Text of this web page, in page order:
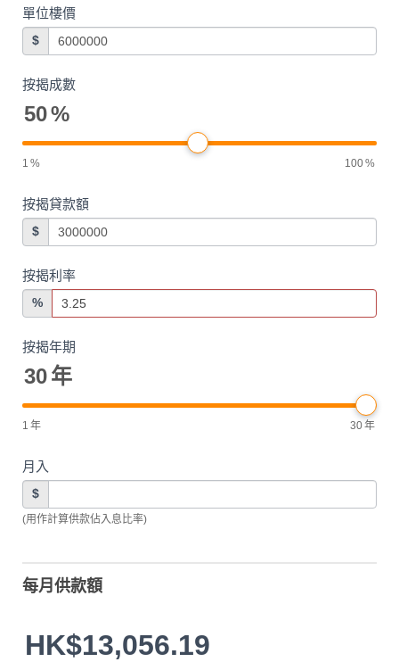
單位樓價
$
按揭成數
50%
1 % 100%
按揭貸款額
$
按揭利率
%
按揭年期
30年
1 年 30年
月入
$
(用作計算供款佔入息比率)
每月供款額
HK$13,056.19